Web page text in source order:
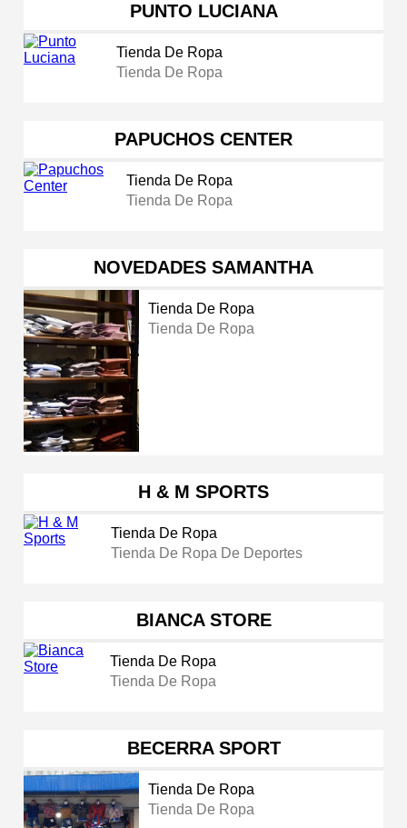
PUNTO LUCIANA
Tienda De Ropa
Tienda De Ropa
PAPUCHOS CENTER
Tienda De Ropa
Tienda De Ropa
NOVEDADES SAMANTHA
Tienda De Ropa
Tienda De Ropa
H & M SPORTS
Tienda De Ropa
Tienda De Ropa De Deportes
BIANCA STORE
Tienda De Ropa
Tienda De Ropa
BECERRA SPORT
Tienda De Ropa
Tienda De Ropa